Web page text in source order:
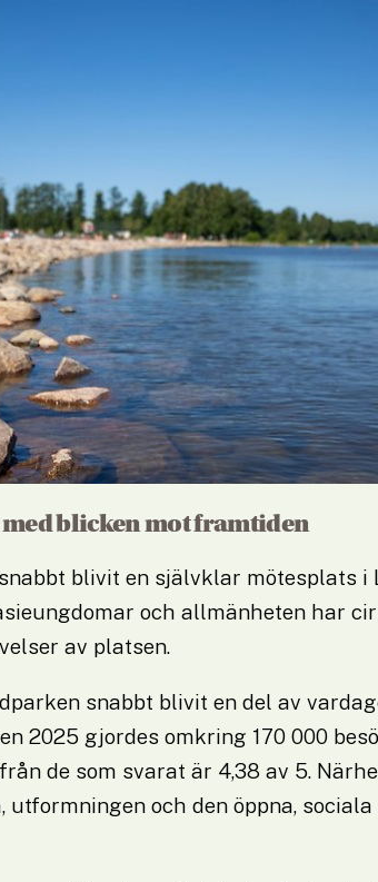
med blicken mot framtiden
blivit en självklar mötesplats i
och allmänheten har
av platsen.
snabbt blivit en del av
2025 gjordes omkring 170 000
de som svarat är 4,38 av 5.
utformningen och den öppna,